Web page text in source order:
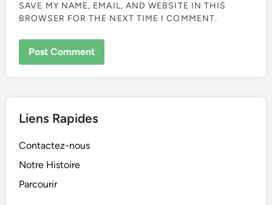
SAVE MY NAME, EMAIL, AND WEBSITE IN THIS
BROWSER FOR THE NEXT TIME I COMMENT.
Liens Rapides
Contactez-nous
Notre Histoire
Parcourir